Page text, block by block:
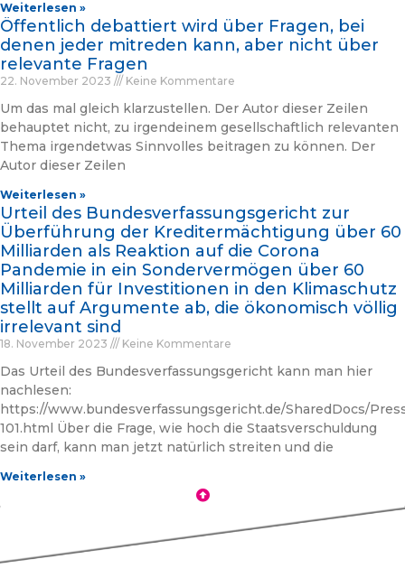
Weiterlesen »
Öffentlich debattiert wird über Fragen, bei
denen jeder mitreden kann, aber nicht über
relevante Fragen
22. November 2023 Keine Kommentare
Um das mal gleich klarzustellen. Der Autor dieser Zeilen
behauptet nicht, zu irgendeinem gesellschaftlich relevanten
Thema irgendetwas Sinnvolles beitragen zu können. Der
Autor dieser Zeilen
Weiterlesen »
Urteil des Bundesverfassungsgericht zur
Überführung der Kreditermächtigung über 60
Milliarden als Reaktion auf die Corona
Pandemie in ein Sondervermögen über 60
Milliarden für Investitionen in den Klimaschutz
stellt auf Argumente ab, die ökonomisch völlig
irrelevant sind
18. November 2023 Keine Kommentare
Das Urteil des Bundesverfassungsgericht kann man hier
nachlesen:
https://www.bundesverfassungsgericht.de/SharedDocs/
101.html Über die Frage, wie hoch die Staatsverschuldung
sein darf, kann man jetzt natürlich streiten und die
Weiterlesen »